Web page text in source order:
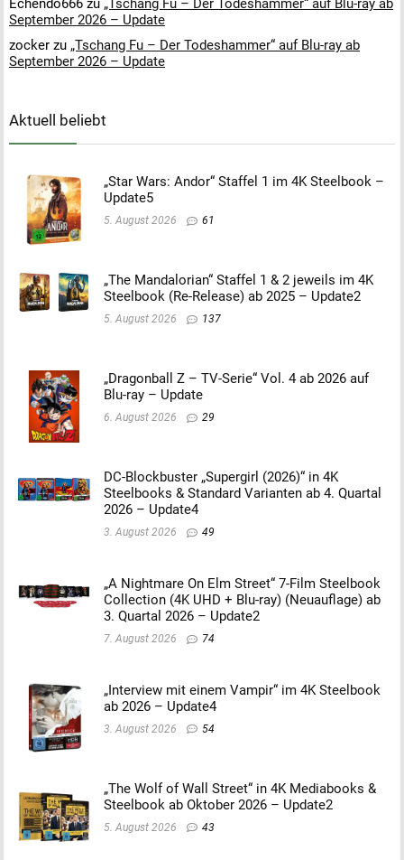
Echendo666 zu „Tschang Fu – Der Todeshammer“ auf Blu-ray ab
September 2026 – Update
zocker zu „Tschang Fu – Der Todeshammer“ auf Blu-ray ab
September 2026 – Update
Aktuell beliebt
„Star Wars: Andor“ Staffel 1 im 4K Steelbook –
Update5
5. August 2026 61
„The Mandalorian“ Staffel 1 & 2 jeweils im 4K
Steelbook (Re-Release) ab 2025 – Update2
5. August 2026 137
„Dragonball Z – TV-Serie“ Vol. 4 ab 2026 auf
Blu-ray – Update
6. August 2026 29
DC-Blockbuster „Supergirl (2026)“ in 4K
Steelbooks & Standard Varianten ab 4. Quartal
2026 – Update4
3. August 2026 49
„A Nightmare On Elm Street“ 7-Film Steelbook
Collection (4K UHD + Blu-ray) (Neuauflage) ab
3. Quartal 2026 – Update2
7. August 2026 74
„Interview mit einem Vampir“ im 4K Steelbook
ab 2026 – Update4
3. August 2026 54
„The Wolf of Wall Street“ in 4K Mediabooks &
Steelbook ab Oktober 2026 – Update2
5. August 2026 43